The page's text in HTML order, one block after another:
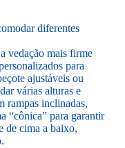
diferentes
vedação mais firme
para
ajustáveis ou
várias alturas e
rampas inclinadas,
“cônica” para garantir
de cima a baixo,